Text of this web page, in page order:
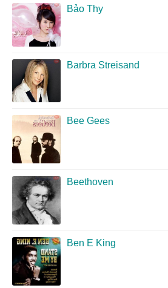
Bảo Thy
Barbra Streisand
Bee Gees
Beethoven
Ben E King